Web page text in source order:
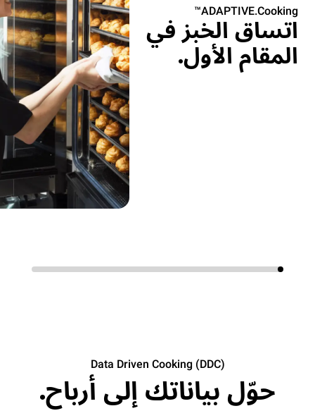
ADAPTIVE.Cooking™
اتساق الخبز في
المقام الأول.
Data Driven Cooking (DDC)
حوّل بياناتك إلى أرباح.